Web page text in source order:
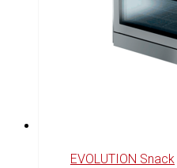
EVOLUTION Snack